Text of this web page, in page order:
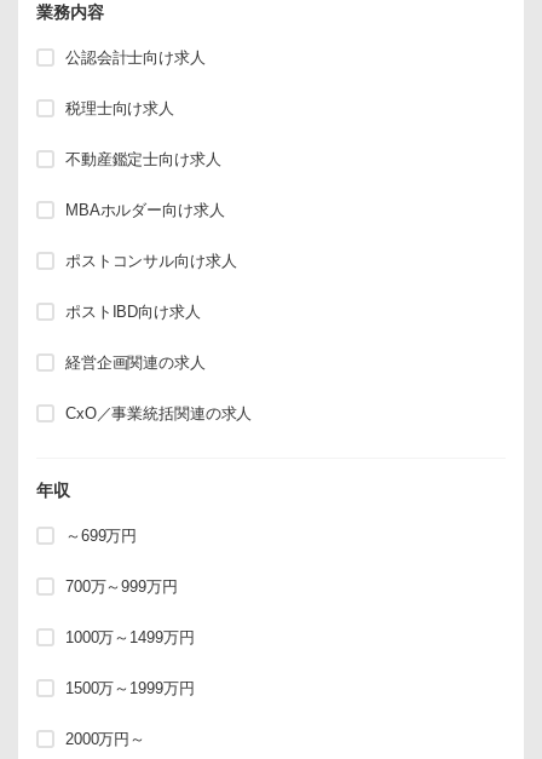
業務内容
公認会計士向け求人
税理士向け求人
不動産鑑定士向け求人
MBAホルダー向け求人
ポストコンサル向け求人
ポストIBD向け求人
経営企画関連の求人
CxO／事業統括関連の求人
年収
～699万円
700万～999万円
1000万～1499万円
1500万～1999万円
2000万円～